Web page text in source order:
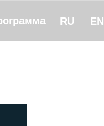
RU EN